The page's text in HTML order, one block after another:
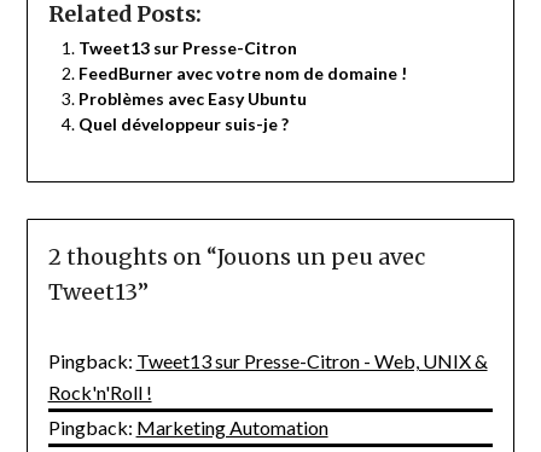
Related Posts:
Tweet13 sur Presse-Citron
FeedBurner avec votre nom de domaine !
Problèmes avec Easy Ubuntu
Quel développeur suis-je ?
2 thoughts on “Jouons un peu avec
Tweet13”
Pingback: Tweet13 sur Presse-Citron - Web, UNIX &
Rock'n'Roll !
Pingback: Marketing Automation